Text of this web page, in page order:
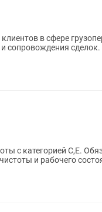
в сфере
сопровождения сделок.
C,E. Обязанности: